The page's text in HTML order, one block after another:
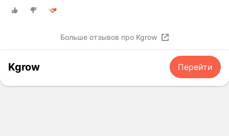
Больше отзывов про Kgrow
Kgrow Перейти